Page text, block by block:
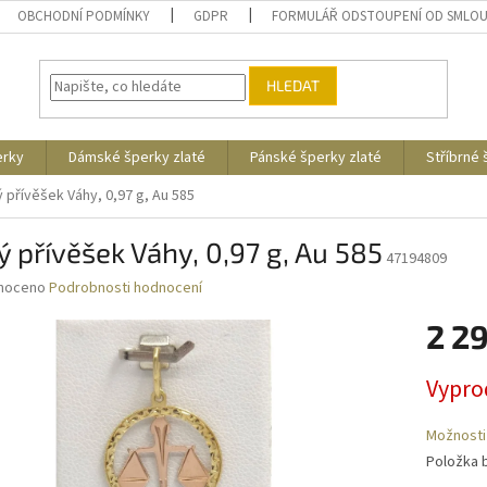
OBCHODNÍ PODMÍNKY GDPR FORMULÁŘ ODSTOUPENÍ OD
HLEDAT
Dámské šperky zlaté Pánské šperky zlaté Stříbrné
přívěšek Váhy, 0,97 g, Au 585
přívěšek Váhy, 0,97 g, Au 585 47194809
Podrobnosti hodnocení
2
cena:
Položka